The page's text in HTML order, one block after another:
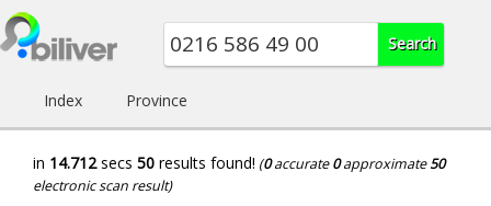
Index Province
in 14.712secs 50 results found! (0accurate0approximate50
electronic scan result)